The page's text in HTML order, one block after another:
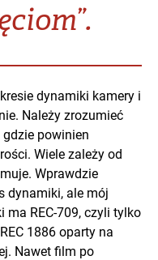
dynamiki kamery i
Należy zrozumieć
powinien
Wiele zależy od
Wprawdzie
dynamiki, ale mój
REC-709, czyli tylko
1886 oparty na
Nawet film po